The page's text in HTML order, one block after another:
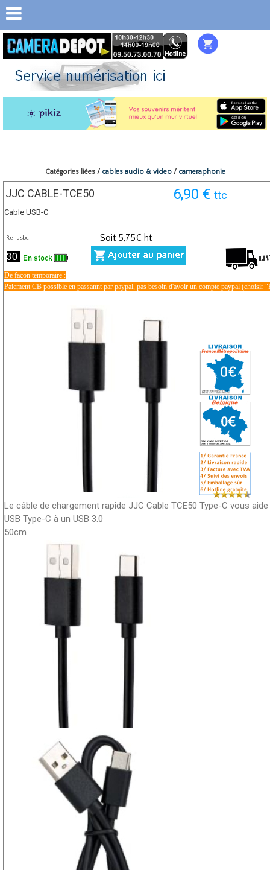
Catégories liées / cables audio & video/ cameraphonie
JJC CABLE-TCE50 6,90 € ttc
Cable USB-C
Ref usbc Soit 5,75€ ht
30
De façon temporaire :
Paiement CB possible en passannt par paypal, pas besoin d'avoir un compte paypal (choisir
Le câble de chargement rapide JJC Cable TCE50 Type-C vous
USB Type-C à un USB 3.0
50cm